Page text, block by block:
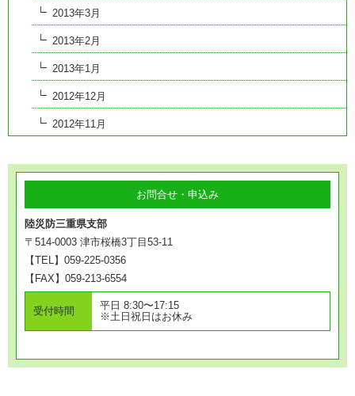
2013年3月
2013年2月
2013年1月
2012年12月
2012年11月
お問合せ・申込み
陸災防三重県支部
〒514-0003 津市桜橋3丁目53-11
【TEL】059-225-0356
【FAX】059-213-6554
受付時間
平日 8:30〜17:15
※土日祝日はお休み